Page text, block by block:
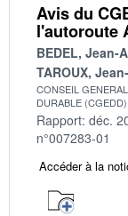
Avis du
l'autoroute
BEDEL, Jean-
TAROUX,
CONSEIL
DURABLE (CGEDD)
Rapport: déc.
n°007283-01
Accéder à la